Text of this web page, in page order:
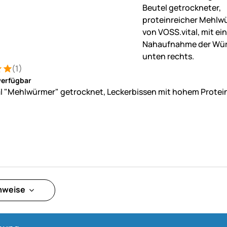
5 von 5 (1 Bewertungen)
(1)
"Mehlwürmer" getrocknet, Leckerbissen mit hohem